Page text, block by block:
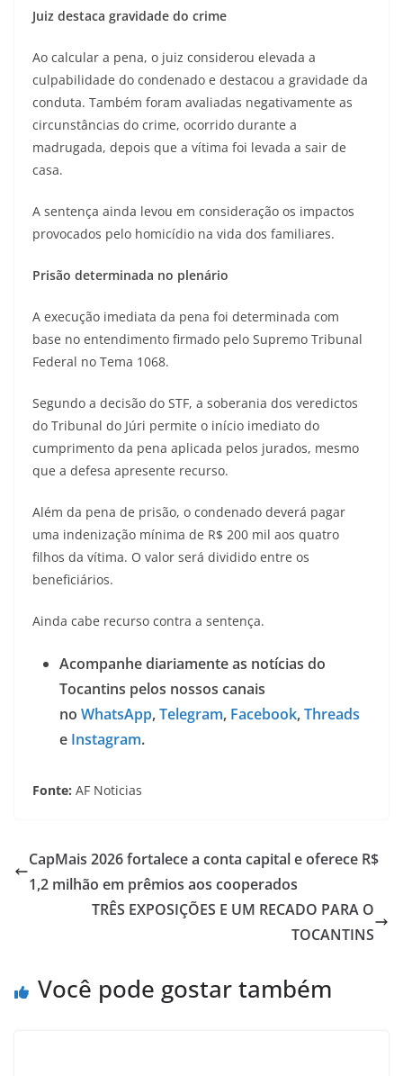
Juiz destaca gravidade do crime
Ao calcular a pena, o juiz considerou elevada a
culpabilidade do condenado e destacou a gravidade da
conduta. Também foram avaliadas negativamente as
circunstâncias do crime, ocorrido durante a
madrugada, depois que a vítima foi levada a sair de
casa.
A sentença ainda levou em consideração os impactos
provocados pelo homicídio na vida dos familiares.
Prisão determinada no plenário
A execução imediata da pena foi determinada com
base no entendimento firmado pelo Supremo Tribunal
Federal no Tema 1068.
Segundo a decisão do STF, a soberania dos veredictos
do Tribunal do Júri permite o início imediato do
cumprimento da pena aplicada pelos jurados, mesmo
que a defesa apresente recurso.
Além da pena de prisão, o condenado deverá pagar
uma indenização mínima de R$ 200 mil aos quatro
filhos da vítima. O valor será dividido entre os
beneficiários.
Ainda cabe recurso contra a sentença.
Acompanhe diariamente as notícias do
Tocantins pelos nossos canais
no WhatsApp,Telegram, Facebook,Threads
e Instagram.
Fonte: AF Noticias
CapMais 2026 fortalece a conta capital e oferece R$
1,2 milhão em prêmios aos cooperados
TRÊS EXPOSIÇÕES E UM RECADO PARA O
TOCANTINS
Você pode gostar também